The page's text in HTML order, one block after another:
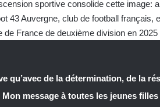
sportive consolide cette image:
43 Auvergne, club de football français,
de France de deuxième division en
qu’avec de la détermination, de la
message à toutes les jeunes